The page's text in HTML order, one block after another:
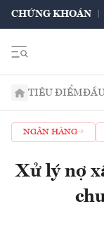
CHỨNG KHOÁN
TIÊU ĐIỂM
NGÂN HÀNG
Xử lý nợ